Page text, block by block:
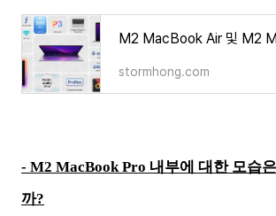
stormhong.com
- M2 MacBook Pro 내부에 대한 모습
까?